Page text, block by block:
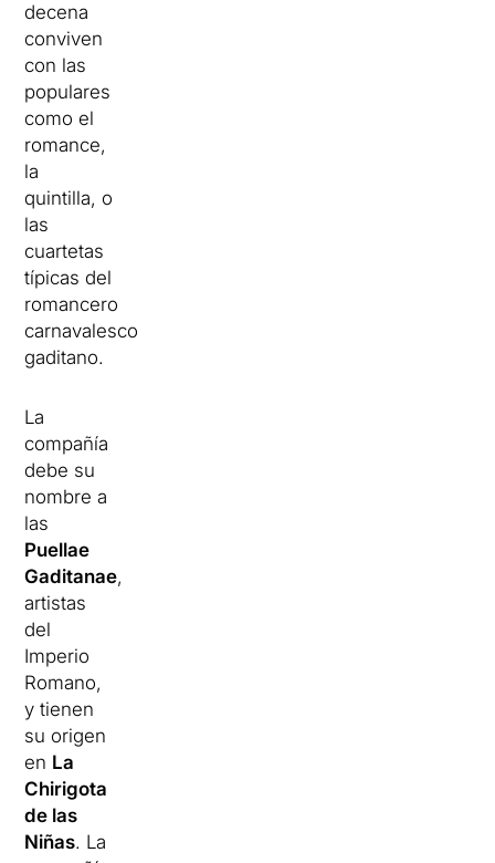
decena
conviven
con las
populares
como el
romance,
la
quintilla, o
las
cuartetas
típicas del
romancero
carnavalesco
gaditano.
La
compañía
debe su
nombre a
las
Puellae
Gaditanae,
artistas
del
Imperio
Romano,
y tienen
su origen
en La
Chirigota
de las
Niñas. La